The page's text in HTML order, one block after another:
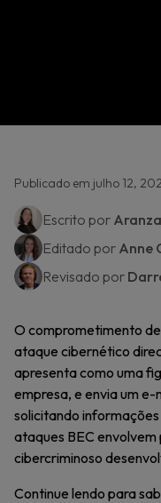
Publicado em julho 12,
Escrito por
Editado por Anne
Revisado por
O comprometimento
ataque cibernético
apresenta como uma
empresa, e envia um
solicitando
ataques BEC
cibercriminoso
Continue lendo para